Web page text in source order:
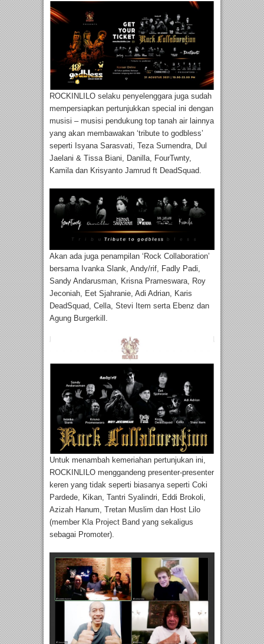
ROCKINLILO selaku penyelenggara juga sudah
mempersiapkan pertunjukkan special ini dengan
musisi – musisi pendukung top tanah air lainnya
yang akan membawakan ‘tribute to godbless’
seperti Isyana Sarasvati, Teza Sumendra, Dul
Jaelani & Tissa Biani, Danilla, FourTwnty,
Kamila dan Krisyanto Jamrud ft DeadSquad.
Akan ada juga penampilan ‘Rock Collaboration’
bersama Ivanka Slank, Andy/rif, Fadly Padi,
Sandy Andarusman, Krisna Prameswara, Roy
Jeconiah, Eet Sjahranie, Adi Adrian, Karis
DeadSquad, Cella, Stevi Item serta Ebenz dan
Agung Burgerkill.
Untuk menambah kemeriahan pertunjukan ini,
ROCKINLILO menggandeng presenter-presenter
keren yang tidak seperti biasanya seperti Coki
Pardede, Kikan, Tantri Syalindri, Eddi Brokoli,
Azizah Hanum, Tretan Muslim dan Host Lilo
(member Kla Project Band yang sekaligus
sebagai Promoter).